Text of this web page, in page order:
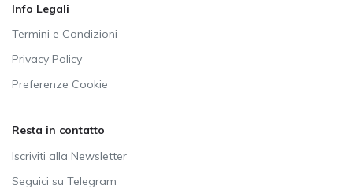
Info Legali
Termini e Condizioni
Privacy Policy
Preferenze Cookie
Resta in contatto
Iscriviti alla Newsletter
Seguici su Telegram